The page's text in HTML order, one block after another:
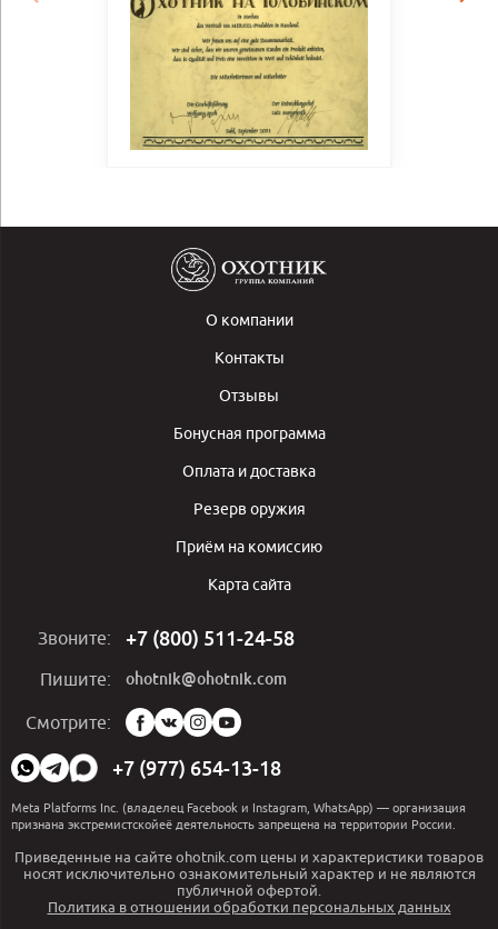
О компании
Контакты
Отзывы
Бонусная программа
Оплата и доставка
Резерв оружия
Приём на комиссию
Карта сайта
Звоните: +7 (800) 511-24-58
Пишите: ohotnik@ohotnik.com
Смотрите:
Мы
в
социальных
сетях:
+7 (977) 654-13-18
Meta Platforms Inc. (владелец Facebook и Instagram, WhatsApp) — организация
признана экстремистскойеё деятельность запрещена на территории России.
Приведенные на сайте ohotnik.com цены и характеристики товаров
носят исключительно ознакомительный характер и не являются
публичной офертой.
Политика в отношении обработки персональных данных